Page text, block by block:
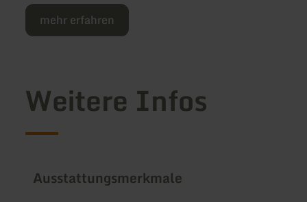
mehr erfahren
Weitere Infos
Ausstattungsmerkmale